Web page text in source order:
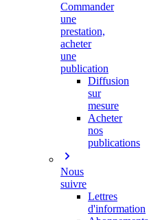
Commander
une
prestation,
acheter
une
publication
Diffusion
sur
mesure
Acheter
nos
publications
Nous
suivre
Lettres
d'information